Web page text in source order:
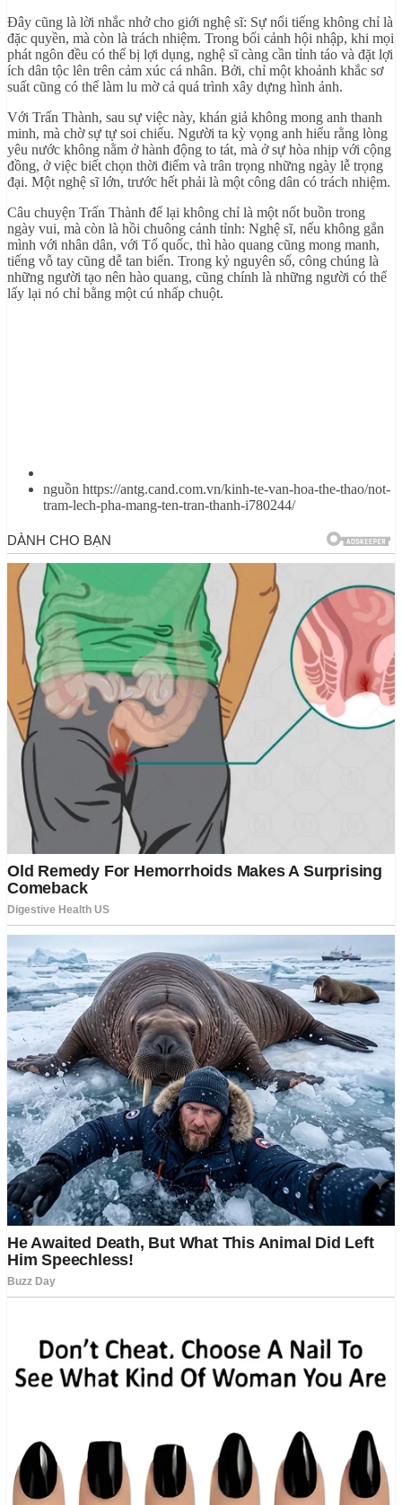
Đây cũng là lời nhắc nhở cho giới nghệ sĩ: Sự nổi tiếng không chỉ là
đặc quyền, mà còn là trách nhiệm. Trong bối cảnh hội nhập, khi mọi
phát ngôn đều có thể bị lợi dụng, nghệ sĩ càng cần tỉnh táo và đặt lợi
ích dân tộc lên trên cảm xúc cá nhân. Bởi, chỉ một khoảnh khắc sơ
suất cũng có thể làm lu mờ cả quá trình xây dựng hình ảnh.
Với Trấn Thành, sau sự việc này, khán giả không mong anh thanh
minh, mà chờ sự tự soi chiếu. Người ta kỳ vọng anh hiểu rằng lòng
yêu nước không nằm ở hành động to tát, mà ở sự hòa nhịp với cộng
đồng, ở việc biết chọn thời điểm và trân trọng những ngày lễ trọng
đại. Một nghệ sĩ lớn, trước hết phải là một công dân có trách nhiệm.
Câu chuyện Trấn Thành để lại không chỉ là một nốt buồn trong
ngày vui, mà còn là hồi chuông cảnh tỉnh: Nghệ sĩ, nếu không gắn
mình với nhân dân, với Tổ quốc, thì hào quang cũng mong manh,
tiếng vỗ tay cũng dễ tan biến. Trong kỷ nguyên số, công chúng là
những người tạo nên hào quang, cũng chính là những người có thể
lấy lại nó chỉ bằng một cú nhấp chuột.
nguồn https://antg.cand.com.vn/kinh-te-van-hoa-the-thao/not-
tram-lech-pha-mang-ten-tran-thanh-i780244/